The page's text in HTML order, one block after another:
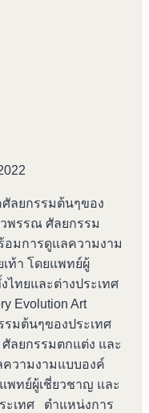
ลยกรรมต้นๆของ
พรรณ ศัลยกรรม
อมการดูแลความงาม
ท้า โดยแพทย์ผู้
ทยและต่างประเทศ
Evolution Art
รมต้นๆของประเทศ
ลยกรรมตกแต่ง และ
ความงามแบบองค์
พทย์ผู้เชี่ยวชาญ และ
ะเทศ ตำแหน่งการ